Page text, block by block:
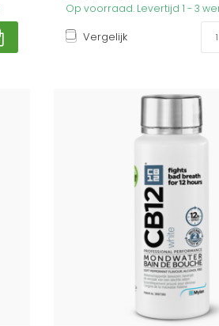
Op voorraad. Levertijd 1 - 3
Vergelijk